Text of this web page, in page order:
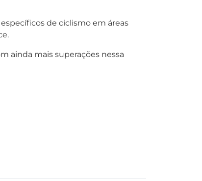
de ciclismo em áreas
ainda mais superações nessa